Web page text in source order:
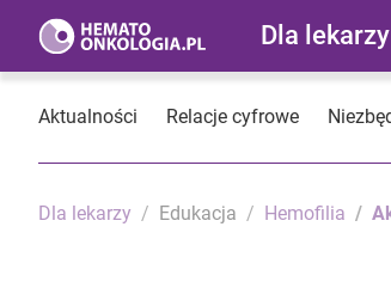
Dla lekarzy
Aktualności Relacje cyfrowe
Dla lekarzy Edukacja Hemofilia